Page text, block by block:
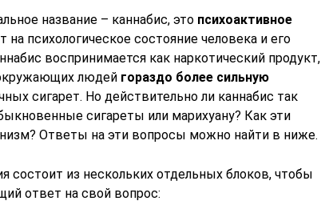
название – каннабис, это психоактивное
на психологическое состояние человека и его
воспринимается как наркотический продукт,
людей гораздо более сильную
сигарет. Но действительно ли каннабис так
сигареты или марихуану? Как эти
Ответы на эти вопросы можно найти в ниже.
состоит из нескольких отдельных блоков, чтобы
ответ на свой вопрос: